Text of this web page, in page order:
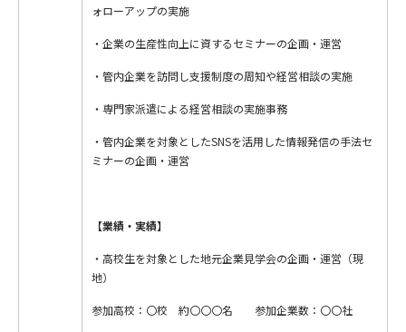
ォローアップの実施
・企業の生産性向上に資するセミナーの企画・運営
・管内企業を訪問し支援制度の周知や経営相談の実施
・専門家派遣による経営相談の実施事務
・管内企業を対象としたSNSを活用した情報発信の手法セ
ミナーの企画・運営
【業績・実績】
・高校生を対象とした地元企業見学会の企画・運営（現
地）
参加高校：〇校 約〇〇〇名 参加企業数：〇〇社